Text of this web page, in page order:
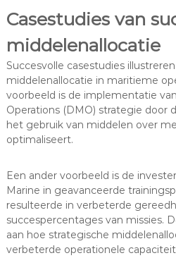
Casestudies van
middelenallocatie
Succesvolle casestudies
middelenallocatie in maritieme
voorbeeld is de implementatie
Operations (DMO) strategie door
het gebruik van middelen over
optimaliseert.
Een ander voorbeeld is de
Marine in geavanceerde
resulteerde in verbeterde
succespercentages van missies.
aan hoe strategische
verbeterde operationele